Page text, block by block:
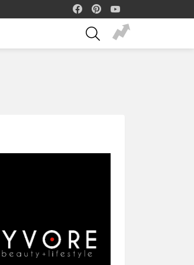
facebook
SEARCH